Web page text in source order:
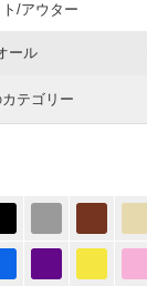
/アウター
ール
テゴリー
ワン・サロペット